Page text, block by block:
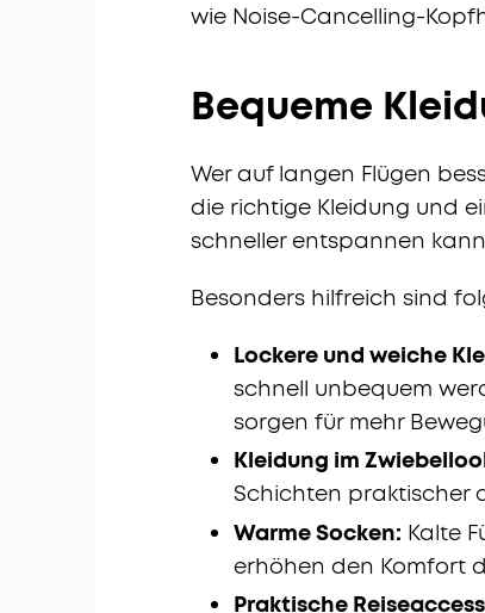
wie Noise-Cancelling-
Bequeme
Wer auf langen Flügen
die richtige Kleidung und
schneller entspannen
Besonders hilfreich sind
Lockere und weiche
schnell unbequem
sorgen für mehr
Kleidung im
Schichten praktischer
Warme Socken: Kalte
erhöhen den Komfort
Praktische